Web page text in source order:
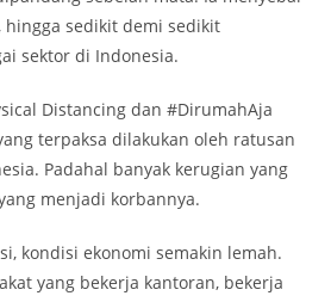
hingga sedikit demi sedikit
sektor di Indonesia.
Distancing dan #DirumahAja
terpaksa dilakukan oleh ratusan
Padahal banyak kerugian yang
menjadi korbannya.
kondisi ekonomi semakin lemah.
yang bekerja kantoran, bekerja